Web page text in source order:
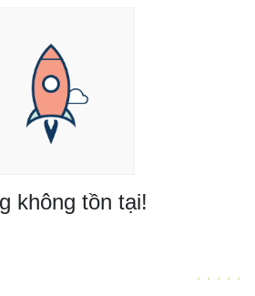
không tồn tại!